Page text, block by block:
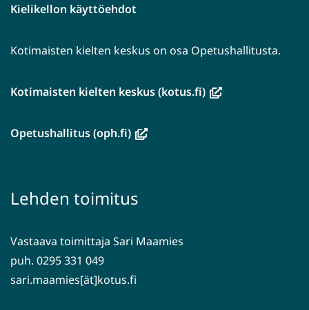
Kielikellon käyttöehdot
Kotimaisten kielten keskus on osa Opetushallitusta.
Kotimaisten kielten keskus (kotus.fi)(avautuu
Opetushallitus (oph.fi)(avautuu
toiseen
Lehden toimitus
Vastaava toimittaja Sari Maamies
puh. 0295 331 049
sari.maamies[ät]kotus.fi